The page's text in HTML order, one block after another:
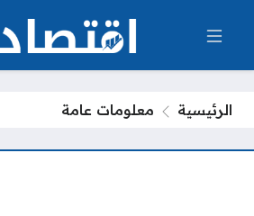
الرئيسية معلومات عامة